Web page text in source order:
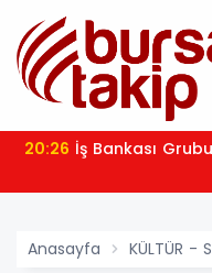
20:26 İş Bankası
Anasayfa KÜLTÜR -